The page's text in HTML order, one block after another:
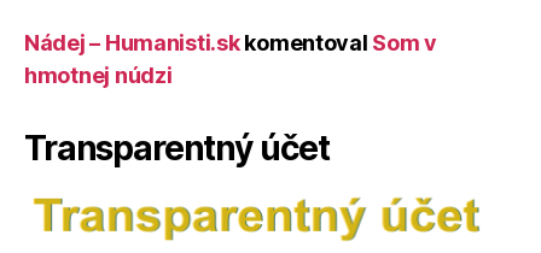
Nádej – Humanisti.skkomentoval Som v
hmotnej núdzi
Transparentný účet